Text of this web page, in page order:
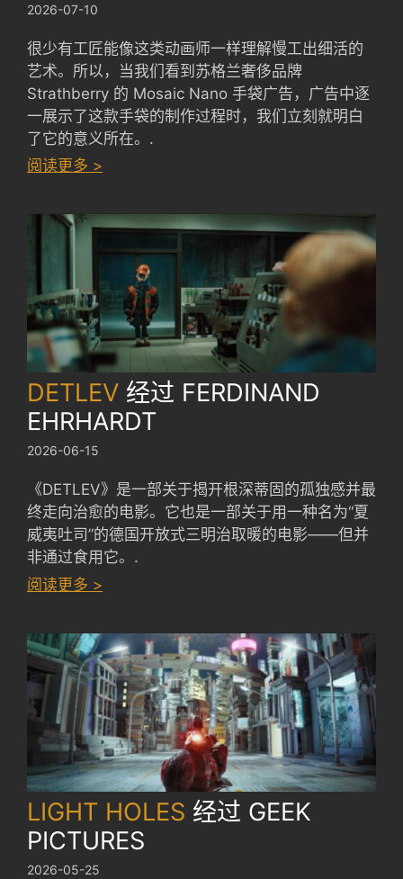
2026-07-10
很少有工匠能像这类动画师一样理解慢工出细活的
艺术。所以，当我们看到苏格兰奢侈品牌
Strathberry 的 Mosaic Nano 手袋广告，广告中逐
一展示了这款手袋的制作过程时，我们立刻就明白
了它的意义所在。.
阅读更多 >
ADS
by
SODAZE
DETLEV 经过 FERDINAND
EHRHARDT
2026-06-15
《DETLEV》是一部关于揭开根深蒂固的孤独感并最
终走向治愈的电影。它也是一部关于用一种名为“夏
威夷吐司”的德国开放式三明治取暖的电影——但并
非通过食用它。.
阅读更多 >
FERDINAND
EHRHARDT
LIGHT HOLES 经过 GEEK
PICTURES
2026-05-25